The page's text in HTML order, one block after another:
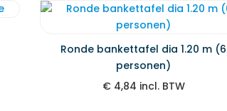
Ronde bankettafel dia 1.20 m (6
personen)
€4,84 incl. BTW